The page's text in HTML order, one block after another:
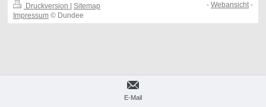
Druckversion
Sitemap
Impressum© Dundee
-Webansicht-
E-Mail